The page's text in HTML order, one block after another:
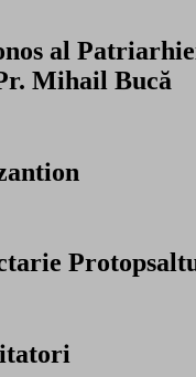
al
Mihail Bucă